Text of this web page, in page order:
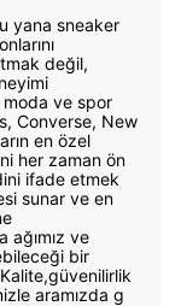
yana sneaker
değil,
moda ve spor
Converse, New
en özel
her zaman ön
ifade etmek
sunar ve en
ağımız ve
bir
aramızda g